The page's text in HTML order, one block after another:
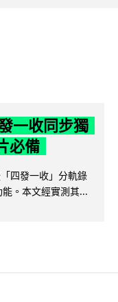
一收同步獨
必備
四發一收」分軌錄
。本文經實測其...